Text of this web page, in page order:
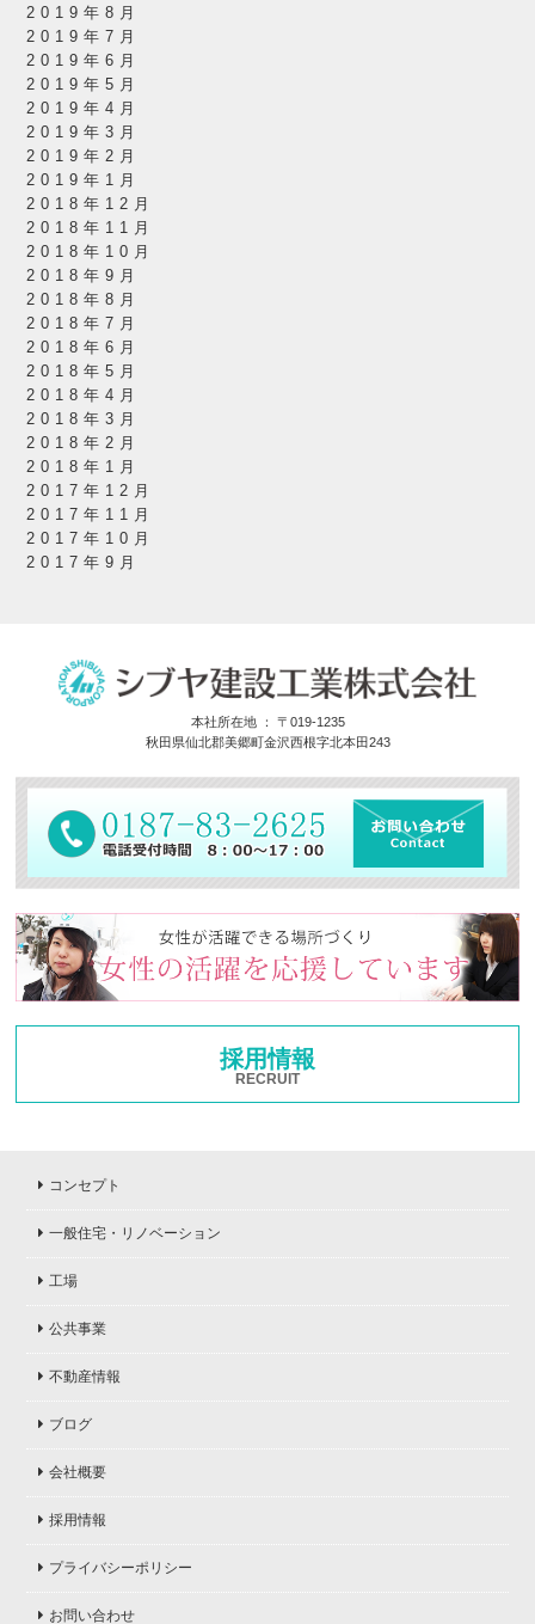
2019年8月
2019年7月
2019年6月
2019年5月
2019年4月
2019年3月
2019年2月
2019年1月
2018年12月
2018年11月
2018年10月
2018年9月
2018年8月
2018年7月
2018年6月
2018年5月
2018年4月
2018年3月
2018年2月
2018年1月
2017年12月
2017年11月
2017年10月
2017年9月
本社所在地 ： 〒019-1235
秋田県仙北郡美郷町金沢西根字北本田243
採用情報
RECRUIT
コンセプト
一般住宅・リノベーション
工場
公共事業
不動産情報
ブログ
会社概要
採用情報
プライバシーポリシー
お問い合わせ